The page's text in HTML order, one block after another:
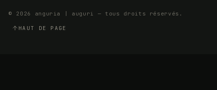
© 2026 anguria | auguri — tous droits réservés.
HAUT DE PAGE